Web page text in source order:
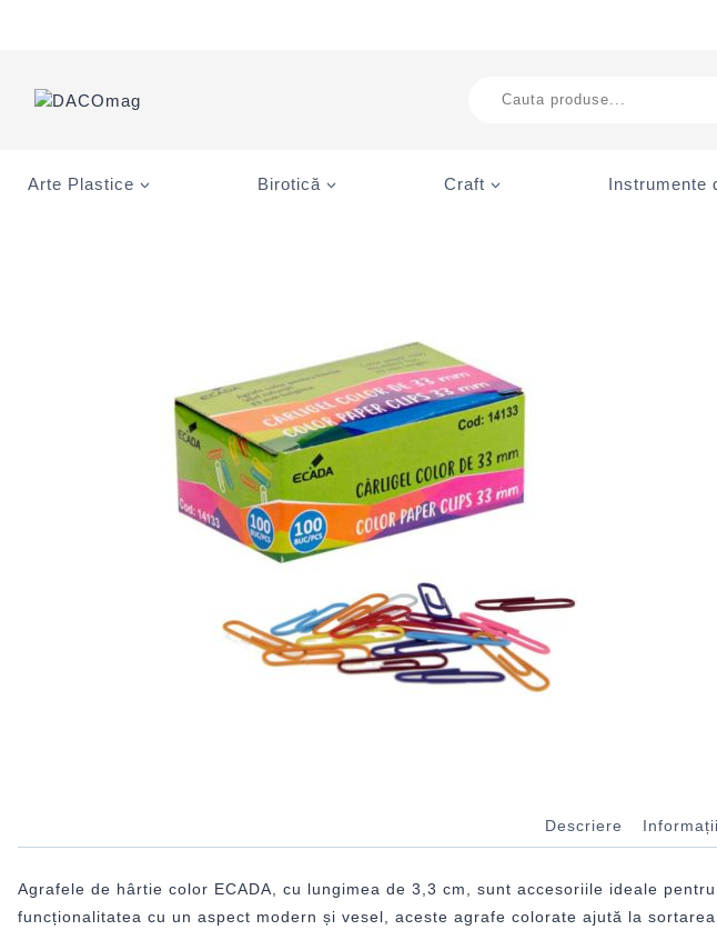
search
Arte Plastice Birotică Craft Instrumente
Descriere
Agrafele de hârtie color ECADA, cu lungimea de 3,3 cm, sunt accesoriile ideale
funcționalitatea cu un aspect modern și vesel, aceste agrafe colorate ajută la